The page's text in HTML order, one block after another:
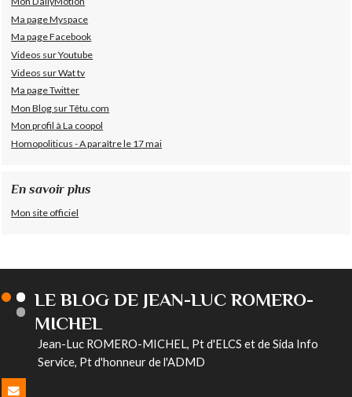
Ma page Myspace
Ma page Facebook
Videos sur Youtube
Videos sur Wat tv
Ma page Twitter
Mon Blog sur Têtu.com
Mon profil à La coopol
Homopoliticus - A paraître le 17 mai
En savoir plus
Mon site officiel
LE BLOG DE JEAN-LUC ROMERO-
MICHEL
Jean-Luc ROMERO-MICHEL, Pt d'ELCS et de Sida Info
Service, Pt d'honneur de l'ADMD